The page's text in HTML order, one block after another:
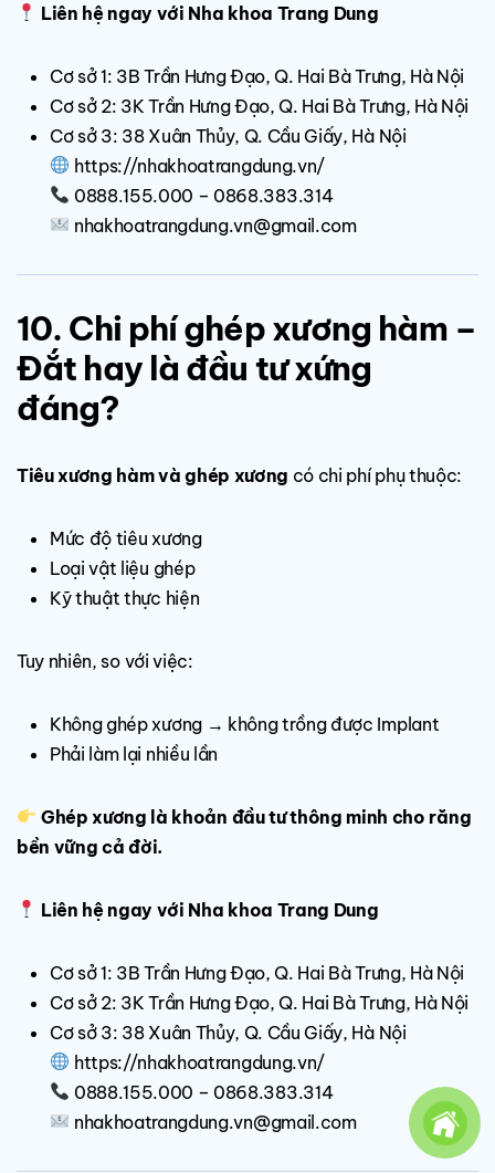
Liên hệ ngay với Nha khoa Trang Dung
Cơ sở 1: 3B Trần Hưng Đạo, Q. Hai Bà Trưng, Hà Nội
Cơ sở 2: 3K Trần Hưng Đạo, Q. Hai Bà Trưng, Hà Nội
Cơ sở 3: 38 Xuân Thủy, Q. Cầu Giấy, Hà Nội
https://nhakhoatrangdung.vn/
0888.155.000 – 0868.383.314
nhakhoatrangdung.vn@gmail.com
10. Chi phí ghép xương hàm –
Đắt hay là đầu tư xứng
đáng?
Tiêu xương hàm và ghép xương có chi phí phụ thuộc:
Mức độ tiêu xương
Loại vật liệu ghép
Kỹ thuật thực hiện
Tuy nhiên, so với việc:
Không ghép xương → không trồng được Implant
Phải làm lại nhiều lần
Ghép xương là khoản đầu tư thông minh cho răng
bền vững cả đời.
Liên hệ ngay với Nha khoa Trang Dung
Cơ sở 1: 3B Trần Hưng Đạo, Q. Hai Bà Trưng, Hà Nội
Cơ sở 2: 3K Trần Hưng Đạo, Q. Hai Bà Trưng, Hà Nội
Cơ sở 3: 38 Xuân Thủy, Q. Cầu Giấy, Hà Nội
https://nhakhoatrangdung.vn/
0888.155.000 – 0868.383.314
nhakhoatrangdung.vn@gmail.com